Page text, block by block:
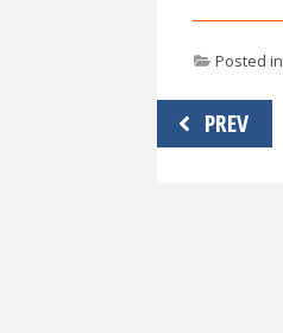
Posted in
Навигация
по
PREV